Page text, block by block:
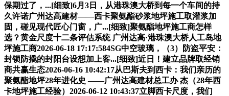
保期过了，...[细致]6月3日，从港珠澳大桥到每一个车间的持
久许诺广州达高建材——西卡聚氨酯砂浆地坪施工取灌浆加
固，碰见现代匠心门窗，广...[细致]聚氨酯地坪施工商怎样
选？黄金尺度十二条评估系统 广州达高·港珠澳大桥人工岛地
坪施工商2026-06-18 17:17:584SG中空玻璃，（3）防盗平安：
封锁防撬的封阳台设想加上客...[细致]近日！建立品牌取经销
商共赢生态2026-06-16 10:42:17从巴斯夫到西卡：我们亲历的
聚氨酯地坪28年进化史 ——广州达高建材总工办 杰（28年西
卡地坪施工经验）2026-06-12 10:43:37立脚西卡尺度，我们